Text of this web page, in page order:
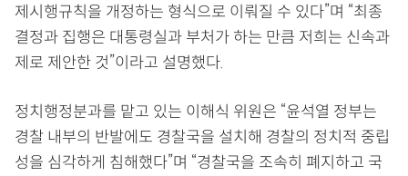
제시행규칙을 개정하는 형식으로 이뤄질 수 있다”며 “최종
결정과 집행은 대통령실과 부처가 하는 만큼 저희는 신속과
제로 제안한 것”이라고 설명했다.
정치행정분과를 맡고 있는 이해식 위원은 “윤석열 정부는
경찰 내부의 반발에도 경찰국을 설치해 경찰의 정치적 중립
성을 심각하게 침해했다”며 “경찰국을 조속히 폐지하고 국